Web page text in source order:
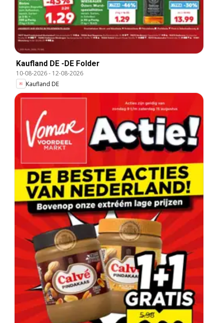
Kaufland DE -DE Folder
10-08-2026- 12-08-2026
Kaufland DE